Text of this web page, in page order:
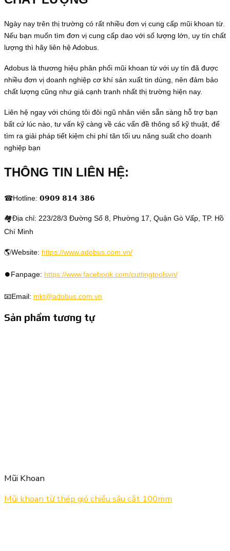
Ngày nay trên thị trường có rất nhiều đơn vị cung cấp mũi khoan từ.
Nếu bạn muốn tìm đơn vị cung cấp dao với số lượng lớn, uy tín chất
lượng thì hãy liên hệ Adobus.
Adobus là thương hiệu phân phối mũi khoan từ với uy tín đã được
nhiều đơn vị doanh nghiệp cơ khí sản xuất tin dùng, nên đảm bảo
chất lượng cũng như giá cạnh tranh nhất thị trường hiện nay.
Liên hệ ngay với chúng tôi đôi ngũ nhân viên sẵn sàng hỗ trợ bạn
bất cứ lúc nào, tư vấn kỹ càng về các vấn đề thông số kỹ thuật, để
tìm ra giải pháp tiết kiệm chi phí tăn tối ưu năng suất cho doanh
nghiệp bạn
THÔNG TIN LIÊN HỆ:
☎Hotline: 𝟬𝟵𝟬𝟵 𝟴𝟭𝟰 𝟯𝟴𝟲
🏘Địa chỉ: 223/28/3 Đường Số 8, Phường 17, Quận Gò Vấp, TP. Hồ
Chí Minh
🌎Website: https://www.adobus.com.vn/
⏺️Fanpage: https://www.facebook.com/cuttingtoolsvn/
📧Email: mkt@adobus.com.vn
Sản phẩm tương tự
Mũi Khoan
Mũi khoan từ thép gió chiều sâu cắt 100mm